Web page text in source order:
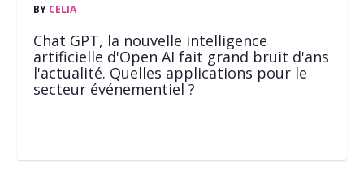
BY CELIA
Chat GPT, la nouvelle intelligence
artificielle d'Open AI fait grand bruit d'ans
l'actualité. Quelles applications pour le
secteur événementiel ?